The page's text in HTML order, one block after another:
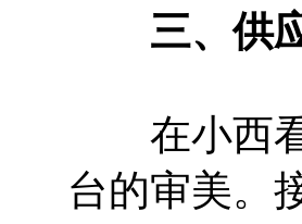
三、供应
在小西看
台的审美。